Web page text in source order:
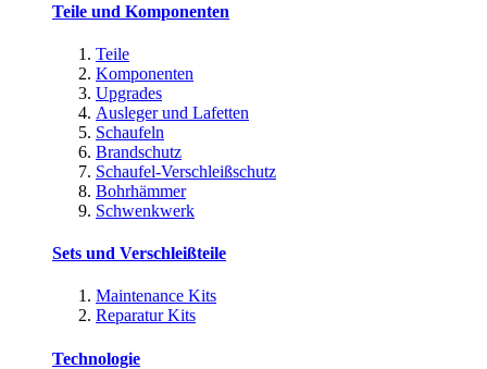
Teile und Komponenten
Teile
Komponenten
Upgrades
Ausleger und Lafetten
Schaufeln
Brandschutz
Schaufel-Verschleißschutz
Bohrhämmer
Schwenkwerk
Sets und Verschleißteile
Maintenance Kits
Reparatur Kits
Technologie